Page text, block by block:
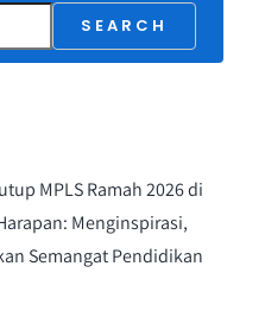
SEARCH
MPLS Ramah 2026 di
Menginspirasi,
Semangat Pendidikan